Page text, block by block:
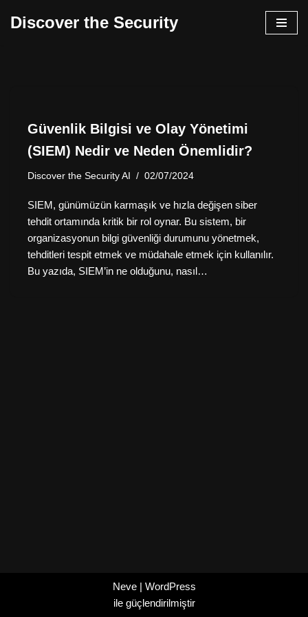
Discover the Security
Güvenlik Bilgisi ve Olay Yönetimi
(SIEM) Nedir ve Neden Önemlidir?
Discover the Security AI 02/07/2024
SIEM, günümüzün karmaşık ve hızla değişen siber
tehdit ortamında kritik bir rol oynar. Bu sistem, bir
organizasyonun bilgi güvenliği durumunu yönetmek,
tehditleri tespit etmek ve müdahale etmek için kullanılır.
Bu yazıda, SIEM’in ne olduğunu, nasıl…
Neve| WordPress
ile güçlendirilmiştir